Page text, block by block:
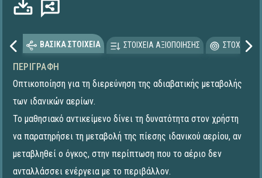
ΒΑΣΙΚΑ ΣΤΟΙΧΕΙΑ ΣΤΟΙΧΕΙΑ ΑΞΙΟΠΟΙΗΣΗΣ
ΠΕΡΙΓΡΑΦΉ
Οπτικοποίηση για τη διερεύνηση της αδιαβατικής μεταβολής
των ιδανικών αερίων.
Το μαθησιακό αντικείμενο δίνει τη δυνατότητα στον χρήστη
να παρατηρήσει τη μεταβολή της πίεσης ιδανικού αερίου, αν
μεταβληθεί ο όγκος, στην περίπτωση που το αέριο δεν
ανταλλάσσει ενέργεια με το περιβάλλον.